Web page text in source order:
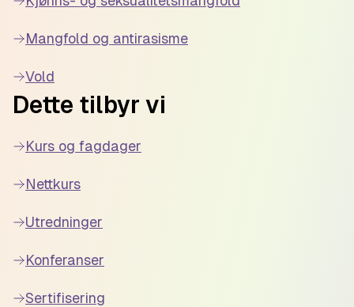
Mangfold og antirasisme
Vold
Dette tilbyr vi
Kurs og fagdager
Nettkurs
Utredninger
Konferanser
Sertifisering